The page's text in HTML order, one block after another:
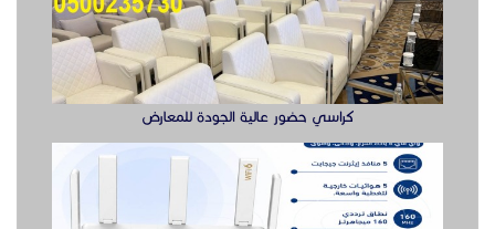
كراسي حضور عالية الجودة للمعارض